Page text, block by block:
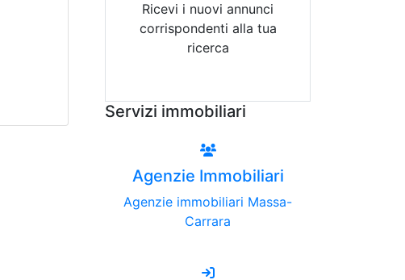
Ricevi i nuovi annunci
corrispondenti alla tua
ricerca
Servizi immobiliari
Agenzie Immobiliari
Agenzie immobiliari Massa-
Carrara